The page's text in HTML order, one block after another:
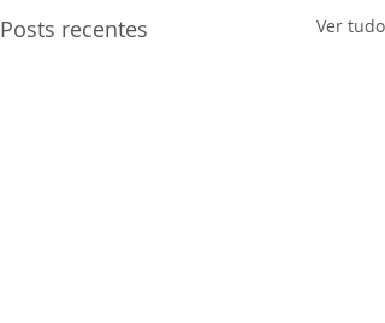
Posts recentes Ver tudo